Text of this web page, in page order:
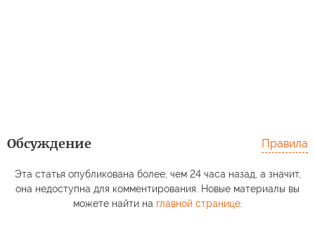
Обсуждение Правила
Эта статья опубликована более, чем 24 часа назад, а значит,
она недоступна для комментирования. Новые материалы вы
можете найти на главной странице.